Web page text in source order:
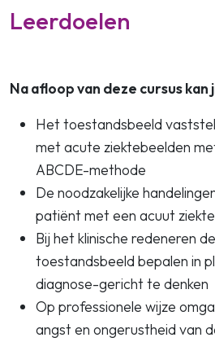
Leerdoelen
Na afloop van deze cursus kan
Het toestandsbeeld
met acute ziektebeelden
ABCDE-methode
De noodzakelijke
patiënt met een acuut
Bij het klinische redeneren
toestandsbeeld bepalen in
diagnose-gericht te denken
Op professionele wijze
angst en ongerustheid van